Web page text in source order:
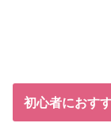
初心者におす